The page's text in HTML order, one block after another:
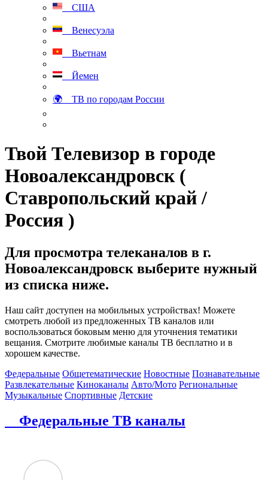
США
Венесуэла
Вьетнам
Йемен
🌍 ТВ по городам России
Твой Телевизор в городе
Новоалександровск (
Ставропольский край /
Россия )
Для просмотра телеканалов в г.
Новоалександровск выберите нужный
из списка ниже.
Наш сайт доступен на мобильных устройствах! Можете
смотреть любой из предложенных ТВ каналов или
воспользоваться боковым меню для уточнения тематики
вещания. Смотрите любимые каналы ТВ бесплатно и в
хорошем качестве.
Федеральные Общетематические Новостные Познавательные
Развлекательные Киноканалы Авто/Мото Региональные
Музыкальные Спортивные Детские
Федеральные ТВ каналы